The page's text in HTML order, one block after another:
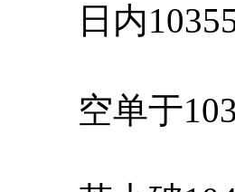
日内
空单于